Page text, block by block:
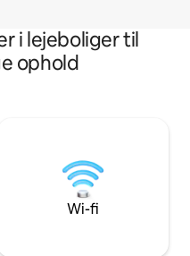
i lejeboliger til
ophold
Wi-fi